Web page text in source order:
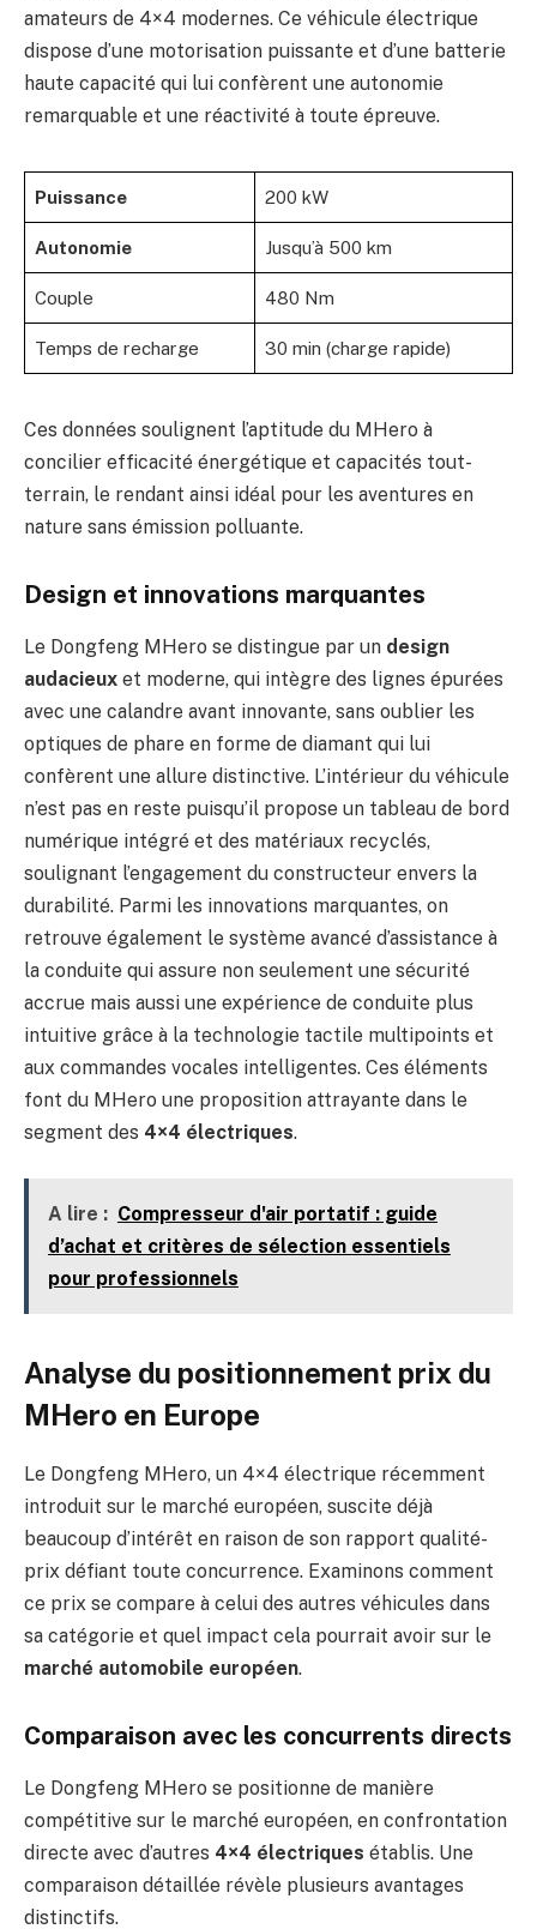
amateurs de 4×4 modernes. Ce véhicule électrique
dispose d’une motorisation puissante et d’une batterie
haute capacité qui lui confèrent une autonomie
remarquable et une réactivité à toute épreuve.
Puissance 200 kW
Autonomie Jusqu’à 500 km
Couple 480 Nm
Temps de recharge 30 min (charge rapide)
Ces données soulignent l’aptitude du MHero à
concilier efficacité énergétique et capacités tout-
terrain, le rendant ainsi idéal pour les aventures en
nature sans émission polluante.
Design et innovations marquantes
Le Dongfeng MHero se distingue par un design
audacieux et moderne, qui intègre des lignes épurées
avec une calandre avant innovante, sans oublier les
optiques de phare en forme de diamant qui lui
confèrent une allure distinctive. L’intérieur du véhicule
n’est pas en reste puisqu’il propose un tableau de bord
numérique intégré et des matériaux recyclés,
soulignant l’engagement du constructeur envers la
durabilité. Parmi les innovations marquantes, on
retrouve également le système avancé d’assistance à
la conduite qui assure non seulement une sécurité
accrue mais aussi une expérience de conduite plus
intuitive grâce à la technologie tactile multipoints et
aux commandes vocales intelligentes. Ces éléments
font du MHero une proposition attrayante dans le
segment des 4×4 électriques.
A lire : Compresseur d'air portatif : guide
d’achat et critères de sélection essentiels
pour professionnels
Analyse du positionnement prix du
MHero en Europe
Le Dongfeng MHero, un 4×4 électrique récemment
introduit sur le marché européen, suscite déjà
beaucoup d’intérêt en raison de son rapport qualité-
prix défiant toute concurrence. Examinons comment
ce prix se compare à celui des autres véhicules dans
sa catégorie et quel impact cela pourrait avoir sur le
marché automobile européen.
Comparaison avec les concurrents directs
Le Dongfeng MHero se positionne de manière
compétitive sur le marché européen, en confrontation
directe avec d’autres 4×4 électriques établis. Une
comparaison détaillée révèle plusieurs avantages
distinctifs.